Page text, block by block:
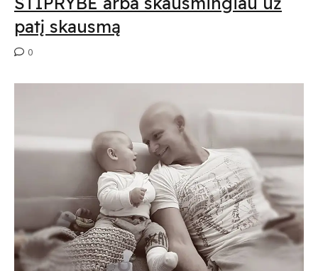
patį skausmą
0
Submit
Prenumeruodami Jūs sutinkate su mūsų
privatumoirslapukų politika